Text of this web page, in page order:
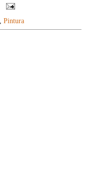
Pintura